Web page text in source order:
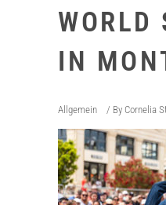
WORLD
IN
Allgemein By Cornelia